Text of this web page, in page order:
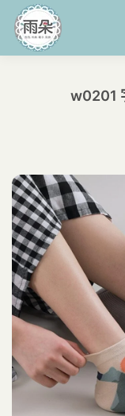
w0201